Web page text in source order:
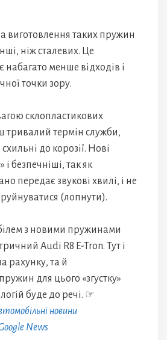
виготовлення таких пружин
ніж сталевих. Це
менше відходів і
точки зору.
склопластикових
тривалий термін служби,
до корозії. Нові
безпечніші, так як
передає звукові хвилі, і не
(лопнути).
з новими пружинами
Audi R8 E-Tron. Тут і
рахунку, та й
для цього «згустку»
буде до речі. ☞
новини
News